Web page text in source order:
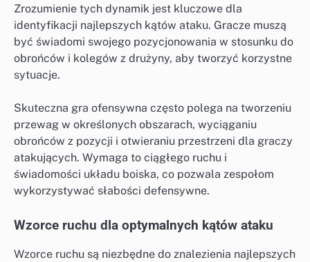
Zrozumienie tych dynamik jest kluczowe dla
identyfikacji najlepszych kątów ataku. Gracze muszą
być świadomi swojego pozycjonowania w stosunku do
obrońców i kolegów z drużyny, aby tworzyć korzystne
sytuacje.
Skuteczna gra ofensywna często polega na tworzeniu
przewag w określonych obszarach, wyciąganiu
obrońców z pozycji i otwieraniu przestrzeni dla graczy
atakujących. Wymaga to ciągłego ruchu i
świadomości układu boiska, co pozwala zespołom
wykorzystywać słabości defensywne.
Wzorce ruchu dla optymalnych kątów ataku
Wzorce ruchu są niezbędne do znalezienia najlepszych